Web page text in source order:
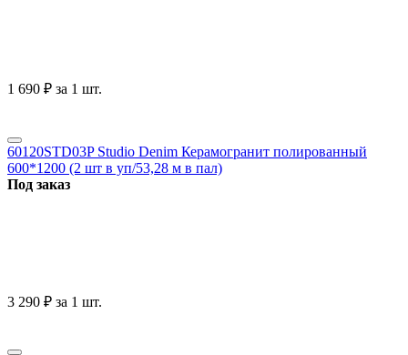
1 690 ₽ за 1 шт.
60120STD03P Studio Denim Керамогранит полированный
600*1200 (2 шт в уп/53,28 м в пал)
Под заказ
3 290 ₽ за 1 шт.